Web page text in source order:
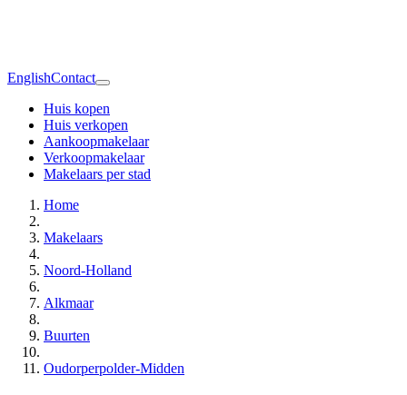
EnglishContact
Huis kopen
Huis verkopen
Aankoopmakelaar
Verkoopmakelaar
Makelaars per stad
Home
Makelaars
Noord-Holland
Alkmaar
Buurten
Oudorperpolder-Midden